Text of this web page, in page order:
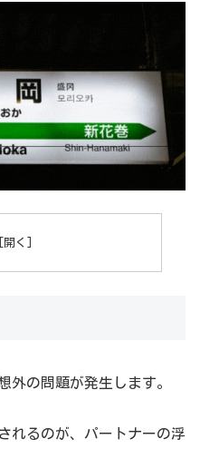
外の問題が発生します。
れるのが、パートナーの浮